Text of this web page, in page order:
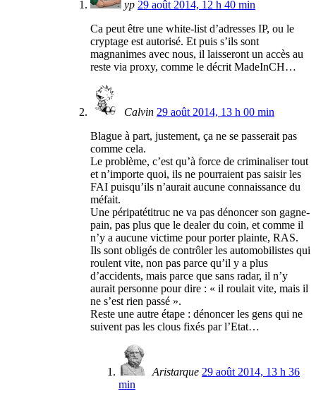
yp 29 août 2014, 12 h 40 min
Ca peut être une white-list d’adresses IP, ou le
cryptage est autorisé. Et puis s’ils sont
magnanimes avec nous, il laisseront un accès au
reste via proxy, comme le décrit MadeInCH…
Calvin 29 août 2014, 13 h 00 min
Blague à part, justement, ça ne se passerait pas
comme cela.
Le problème, c’est qu’à force de criminaliser tout
et n’importe quoi, ils ne pourraient pas saisir les
FAI puisqu’ils n’aurait aucune connaissance du
méfait.
Une péripatétitruc ne va pas dénoncer son gagne-
pain, pas plus que le dealer du coin, et comme il
n’y a aucune victime pour porter plainte, RAS.
Ils sont obligés de contrôler les automobilistes qui
roulent vite, non pas parce qu’il y a plus
d’accidents, mais parce que sans radar, il n’y
aurait personne pour dire : « il roulait vite, mais il
ne s’est rien passé ».
Reste une autre étape : dénoncer les gens qui ne
suivent pas les clous fixés par l’Etat…
Aristarque 29 août 2014, 13 h 36
min